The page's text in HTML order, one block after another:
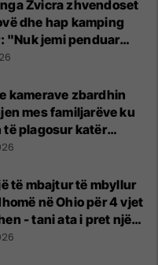
Zvicra zhvendoset
dhe hap kamping
"Nuk jemi penduar
kamerave zbardhin
mes familjarëve ku
të plagosur katër
të mbajtur të mbyllur
në Ohio për 4 vjet
- tani ata i pret një